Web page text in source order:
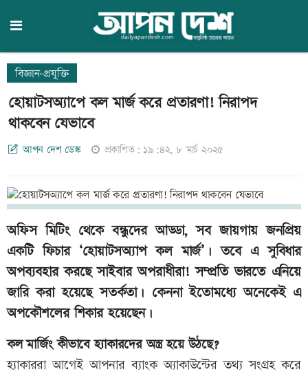
বিজ্ঞান-প্রযুক্তি
হোয়াটসঅ্যাপে কল মার্জ করে প্রতারণা! নিরাপদ
থাকবেন যেভাবে
আপন দেশ ডেস্ক প্রকাশিত: ১৯:৪২, ৮ মার্চ ২০২৫
অফিস মিটিং থেকে বন্ধুদের আড্ডা, সব জায়গায় জনপ্রিয়
একটি ফিচার ‘হোয়াটসঅ্যাপ কল মার্জ’। তবে এ সুবিধার
অপব্যবহার করছে সাইবার অপরাধীরা! সম্প্রতি ভারতে এনিয়ে
জারি করা হয়েছে সতর্কতা। কেননা ইতোমধ্যে অনেকেই এ
অপকৌশলের শিকার হয়েছেন।
কল মার্জিং কীভাবে হ্যাকারদের অস্ত্র হয়ে উঠছে?
হ্যাকাররা আগেই আপনার ব্যাংক অ্যাকাউন্টের তথ্য সংগ্রহ করে